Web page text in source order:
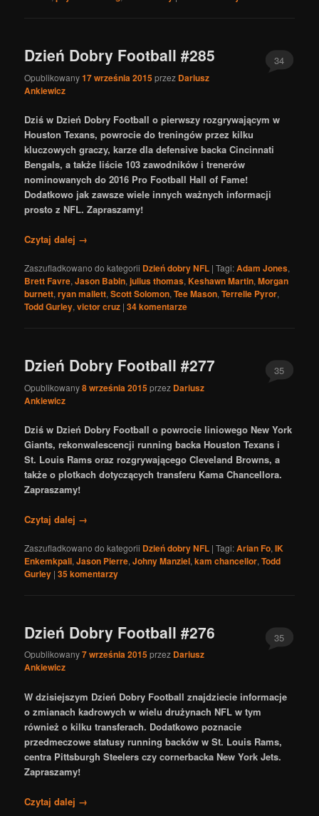
Dzień Dobry Football #285
Opublikowany17 września 2015przez Dariusz
Ankiewicz
34
Dziś w Dzień Dobry Football o pierwszy rozgrywającym w
Houston Texans, powrocie do treningów przez kilku
kluczowych graczy, karze dla defensive backa Cincinnati
Bengals, a także liście 103 zawodników i trenerów
nominowanych do 2016 Pro Football Hall of Fame!
Dodatkowo jak zawsze wiele innych ważnych informacji
prosto z NFL. Zapraszamy!
Czytaj dalej →
Zaszufladkowano do kategorii Dzień dobry NFL |Tagi:Adam Jones,
Brett Favre,Jason Babin,julius thomas,Keshawn Martin,Morgan
burnett,ryan mallett,Scott Solomon,Tee Mason,Terrelle Pyror,
Todd Gurley,victor cruz |34komentarze
Dzień Dobry Football #277
Opublikowany8 września 2015przez Dariusz
Ankiewicz
35
Dziś w Dzień Dobry Football o powrocie liniowego New York
Giants, rekonwalescencji running backa Houston Texans i
St. Louis Rams oraz rozgrywającego Cleveland Browns, a
także o plotkach dotyczących transferu Kama Chancellora.
Zapraszamy!
Czytaj dalej →
Zaszufladkowano do kategorii Dzień dobry NFL |Tagi:Arian Fo,IK
Enkemkpali,Jason Pierre,Johny Manziel,kam chancellor,Todd
Gurley |35komentarzy
Dzień Dobry Football #276
Opublikowany7 września 2015przez Dariusz
Ankiewicz
35
W dzisiejszym Dzień Dobry Football znajdziecie informacje
o zmianach kadrowych w wielu drużynach NFL w tym
również o kilku transferach. Dodatkowo poznacie
przedmeczowe statusy running backów w St. Louis Rams,
centra Pittsburgh Steelers czy cornerbacka New York Jets.
Zapraszamy!
Czytaj dalej →